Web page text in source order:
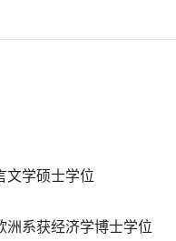
文学硕士学位
洲系获经济学博士学位